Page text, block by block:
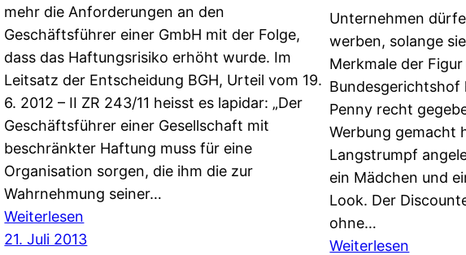
mehr die Anforderungen an den
Geschäftsführer einer GmbH mit der Folge,
dass das Haftungsrisiko erhöht wurde. Im
Leitsatz der Entscheidung BGH, Urteil vom 19.
6. 2012 – II ZR 243/11 heisst es lapidar: „Der
Geschäftsführer einer Gesellschaft mit
beschränkter Haftung muss für eine
Organisation sorgen, die ihm die zur
Wahrnehmung seiner…
Weiterlesen
Geschäftsführerhaftung
21. Juli 2013
Unternehmen
werben, solange
Merkmale der
Penny recht
Werbung gemacht
Langstrumpf
ein Mädchen und
Look. Der
ohne…
Weiterlesen